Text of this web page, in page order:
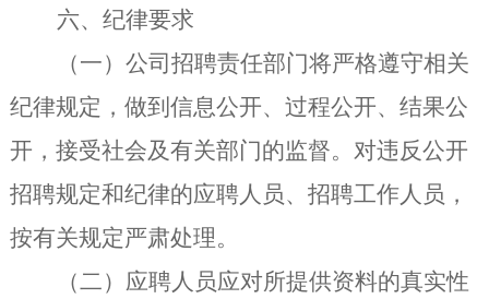
六、纪律要求
（一） 公司招聘责任部门将严格遵守相关
纪律规定，做到信息公开、过程公开、结果公
开，接受社会及有关部门的监督。对违反公开
招聘规定和纪律的应聘人员、招聘工作人员，
按有关规定严肃处理。
（二） 应聘人员应对所提供资料的真实性